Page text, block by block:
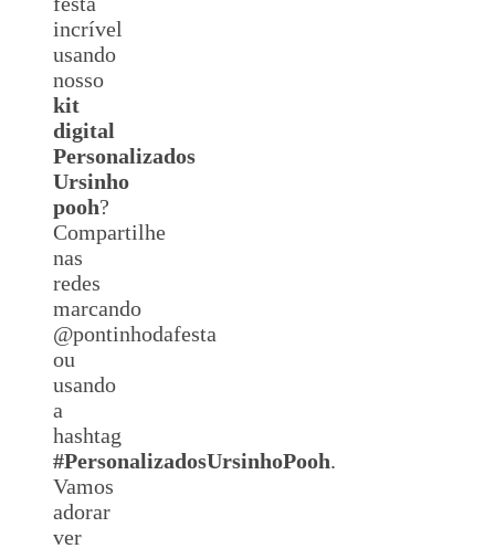
incrível
usando
nosso
kit
digital
Personalizados
Ursinho
pooh?
Compartilhe
nas
redes
marcando
@pontinhodafesta
ou
usando
a
hashtag
#PersonalizadosUrsinhoPooh.
Vamos
adorar
ver